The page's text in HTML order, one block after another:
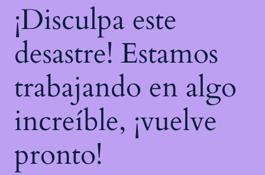
¡Disculpa este
desastre! Estamos
trabajando en algo
increíble, ¡vuelve
pronto!